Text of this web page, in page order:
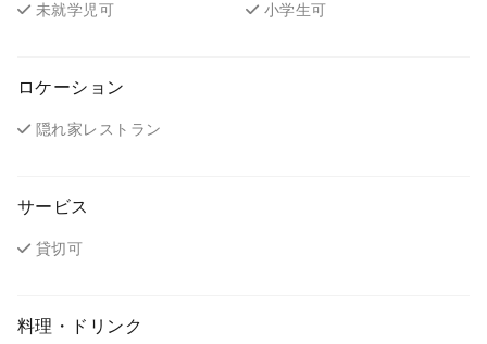
未就学児可 小学生可
ロケーション
隠れ家レストラン
サービス
貸切可
料理・ドリンク